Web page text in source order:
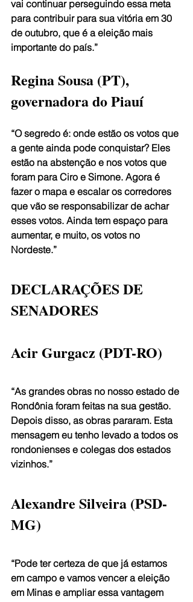
vai continuar perseguindo essa meta
para contribuir para sua vitória em 30
de outubro, que é a eleição mais
importante do país.”
Regina Sousa (PT),
governadora do Piauí
“O segredo é: onde estão os votos que
a gente ainda pode conquistar? Eles
estão na abstenção e nos votos que
foram para Ciro e Simone. Agora é
fazer o mapa e escalar os corredores
que vão se responsabilizar de achar
esses votos. Ainda tem espaço para
aumentar, e muito, os votos no
Nordeste.”
DECLARAÇÕES DE
SENADORES
Acir Gurgacz (PDT-RO)
“As grandes obras no nosso estado de
Rondônia foram feitas na sua gestão.
Depois disso, as obras pararam. Esta
mensagem eu tenho levado a todos os
rondonienses e colegas dos estados
vizinhos.”
Alexandre Silveira (PSD-
MG)
“Pode ter certeza de que já estamos
em campo e vamos vencer a eleição
em Minas e ampliar essa vantagem